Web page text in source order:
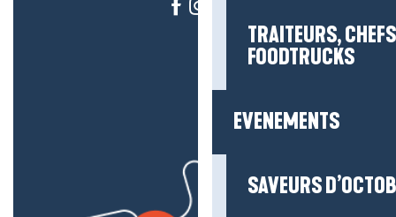
TRAITEURS,
FOODTRUCKS
EVENEMENTS
SAVEURS